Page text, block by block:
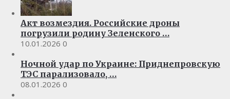
Акт возмездия. Российские дроны
погрузили родину Зеленского …
10.01.2026 0
Ночной удар по Украине: Приднепровскую
ТЭС парализовало, …
08.01.2026 0